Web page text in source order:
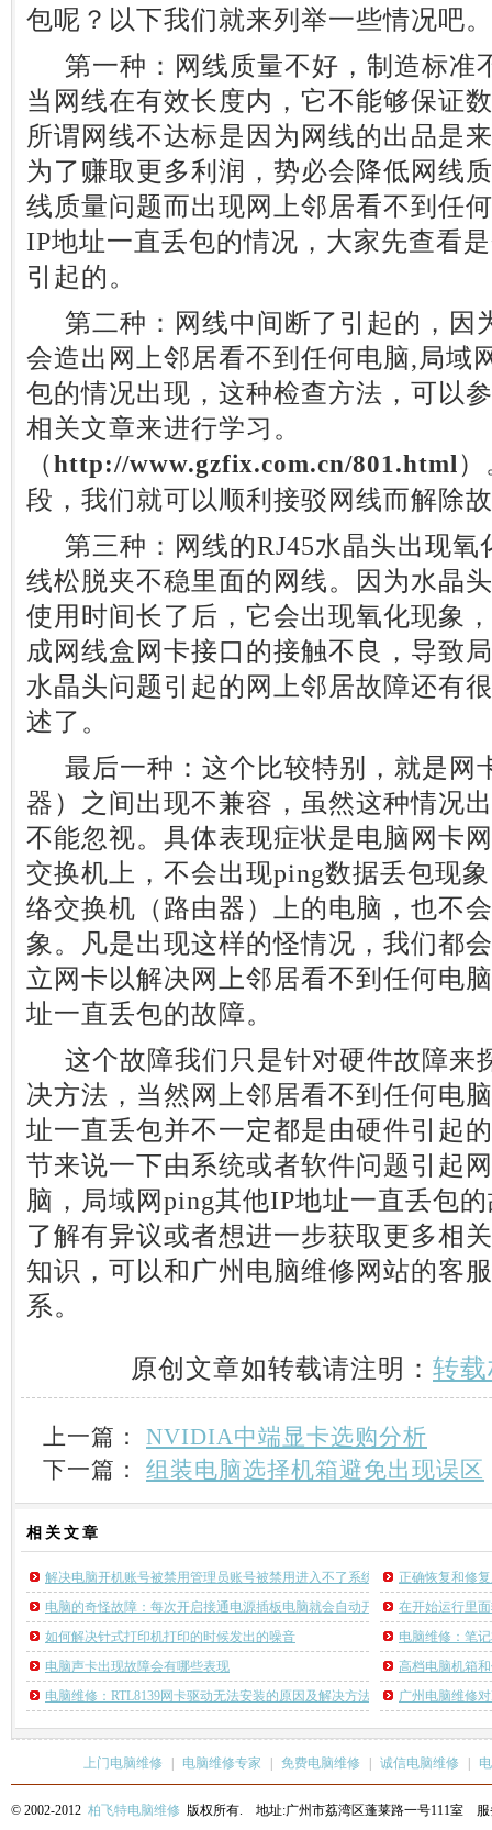
包呢？以下我们就来列举一些情况吧。
第一种：网线质量不好，制造标准
当网线在有效长度内，它不能够保证
所谓网线不达标是因为网线的出品是
为了赚取更多利润，势必会降低网线
线质量问题而出现网上邻居看不到任
IP地址一直丢包的情况，大家先查看
引起的。
第二种：网线中间断了引起的，因
会造出网上邻居看不到任何电脑,局域
包的情况出现，这种检查方法，可以
相关文章来进行学习。
（ http://www.gzfix.com.cn/801.html
段，我们就可以顺利接驳网线而解除
第三种：网线的RJ45水晶头出现氧
线松脱夹不稳里面的网线。因为水晶
使用时间长了后，它会出现氧化现象
成网线盒网卡接口的接触不良，导致
水晶头问题引起的网上邻居故障还有
述了。
最后一种：这个比较特别，就是网
器）之间出现不兼容，虽然这种情况
不能忽视。具体表现症状是电脑网卡
交换机上，不会出现ping数据丢包现
络交换机（路由器）上的电脑，也不
象。凡是出现这样的怪情况，我们都
立网卡以解决网上邻居看不到任何电
址一直丢包的故障。
这个故障我们只是针对硬件故障来
决方法，当然网上邻居看不到任何电
址一直丢包并不一定都是由硬件引起
节来说一下由系统或者软件问题引起
脑，局域网ping其他IP地址一直丢包
了解有异议或者想进一步获取更多相
知识，可以和广州电脑维修网站的客
系。
原创文章如转载请注明： 转
上一篇： NVIDIA中端显卡选购分析
下一篇： 组装电脑选择机箱避免出现误区
相关 文章
解决电脑开机账号被禁用管理员账号被禁用进入不了系统的方法正确恢复和修
电脑的奇怪故障：每次开启接通电源插板电脑就会自动开机
在开始运行里
如何解决针式打印机打印的时候发出的噪音
电脑维修：笔
电脑声卡出现故障会有哪些表现
高档电脑机箱
电脑维修：RTL8139网卡驱动无法安装的原因及解决方法
广州电脑维修
上门电脑维修 电脑维修专家 免费电脑维修 诚信电脑维修
© 2002-2012 柏飞特电脑维修 版权所有. 地址:广州市荔湾区蓬莱路一号111室 服